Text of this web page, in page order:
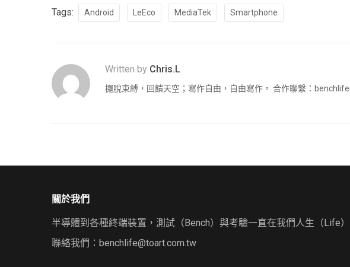
Tags: Android LeEco MediaTek Smartphone
Written by Chris.L
擺脫束縛，回饋天空；寫作自由，自由寫作。 合作聯繫：
關於我們
半導體到各種終端裝置，測試（Bench）與考驗一直在我們人生（Life
聯絡我們： benchlife@toart.com.tw